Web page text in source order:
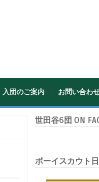
入団のご案内 お問い合わ
世田谷6団 ON
ボーイスカウト